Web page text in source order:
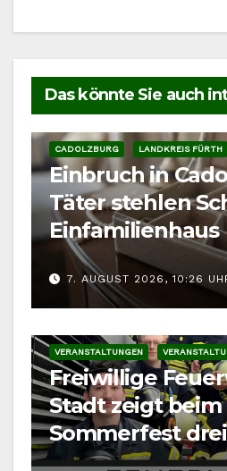
Das könnte Sie auch
CADOLZBURG LANDKREIS FÜRTH
Einbruch in
Täter stehlen
Einfamilienhaus
7. AUGUST 2026, 10:26
VERANSTALTUNGEN
Freiwillige
Stadt zeigt beim
Sommerfest
Fahrzeuge